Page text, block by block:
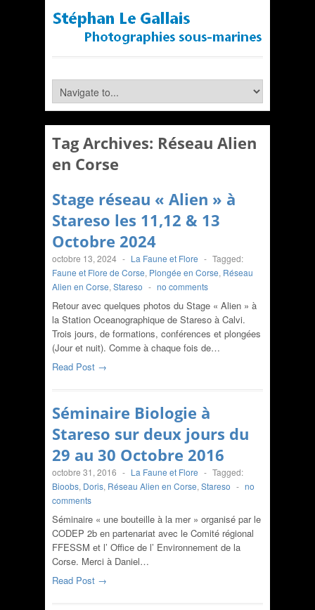
Tag Archives: Réseau Alien
en Corse
Stage réseau « Alien » à
Stareso les 11,12 & 13
Octobre 2024
octobre 13, 2024 - La Faune et Flore - Tagged:
Faune et Flore de Corse, Plongée en Corse, Réseau
Alien en Corse, Stareso - no comments
Retour avec quelques photos du Stage « Alien » à
la Station Oceanographique de Stareso à Calvi.
Trois jours, de formations, conférences et plongées
(Jour et nuit). Comme à chaque fois de…
Read Post →
Séminaire Biologie à
Stareso sur deux jours du
29 au 30 Octobre 2016
octobre 31, 2016 - La Faune et Flore - Tagged:
Bioobs, Doris, Réseau Alien en Corse, Stareso - no
comments
Séminaire « une bouteille à la mer » organisé par le
CODEP 2b en partenariat avec le Comité régional
FFESSM et l’ Office de l’ Environnement de la
Corse. Merci à Daniel…
Read Post →